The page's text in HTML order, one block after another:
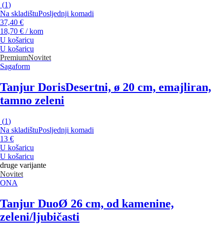
(1)
Na skladištuPosljednji komadi
37,40 €
18,70 € / kom
U košaricu
U košaricu
PremiumNovitet
Sagaform
Tanjur DorisDesertni, ø 20 cm, emajliran,
tamno zeleni
(1)
Na skladištuPosljednji komadi
13 €
U košaricu
U košaricu
druge varijante
Novitet
ONA
Tanjur DuoØ 26 cm, od kamenine,
zeleni/ljubičasti